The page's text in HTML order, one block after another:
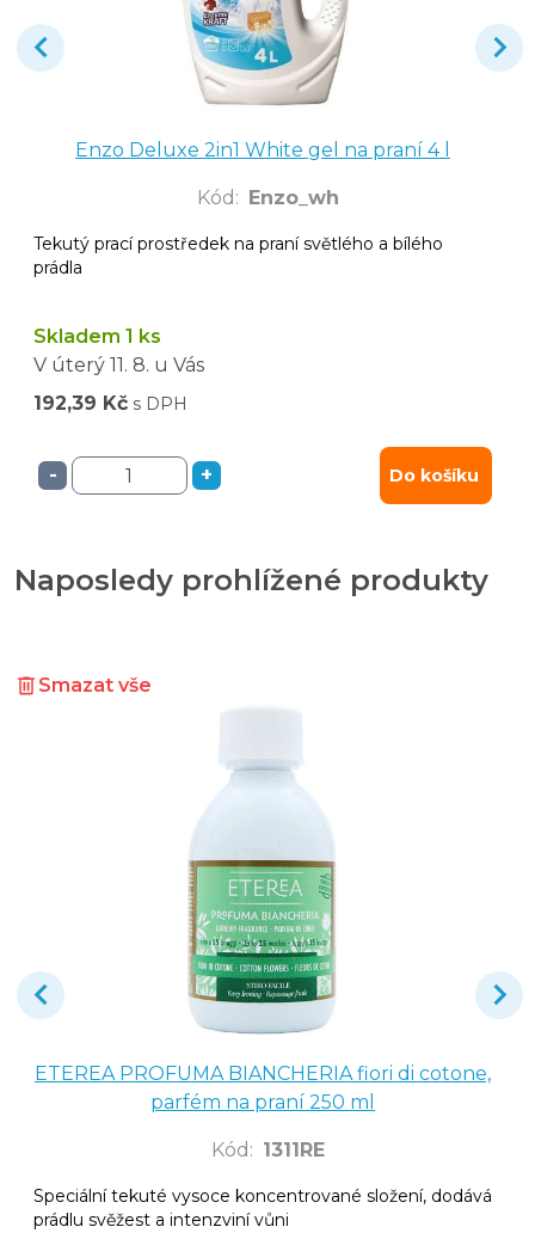
Enzo Deluxe 2in1 White gel na praní 4 l
Kód : Enzo_wh
Tekutý prací prostředek na praní světlého a bílého
prádla
Skladem 1 ks
V úterý 11. 8. u Vás
192,39 Kč s DPH
- + Do košíku
Naposledy prohlížené produkty
Smazat vše
ETEREA PROFUMA BIANCHERIA fiori di cotone,
parfém na praní 250 ml
Kód : 1311RE
Speciální tekuté vysoce koncentrované složení, dodává
prádlu svěžest a intenzviní vůni